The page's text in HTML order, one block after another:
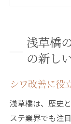
浅草橋
エステ
エステで叶
浅草
魅力的
浅草橋
の新し
シワ改善に役
浅草橋は、歴史
ステ業界でも注